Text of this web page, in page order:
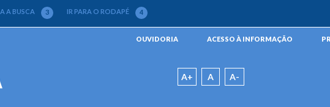
A BUSCA 3 IR PARA O RODAPÉ 4
OUVIDORIA ACESSO À INFORMAÇÃO
A+ A A-